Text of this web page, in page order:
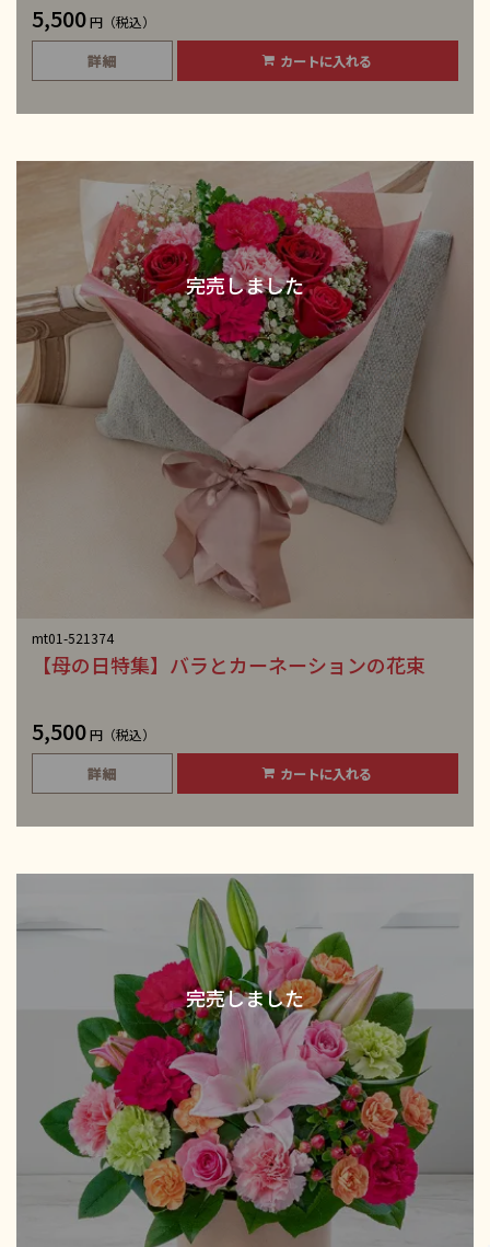
5,500円（税込）
詳細 カートに入れる
mt01-521374
【母の日特集】バラとカーネーションの花束
5,500円（税込）
詳細 カートに入れる